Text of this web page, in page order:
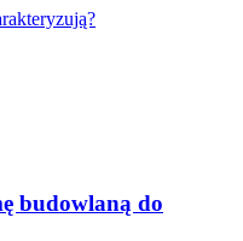
budowlaną do